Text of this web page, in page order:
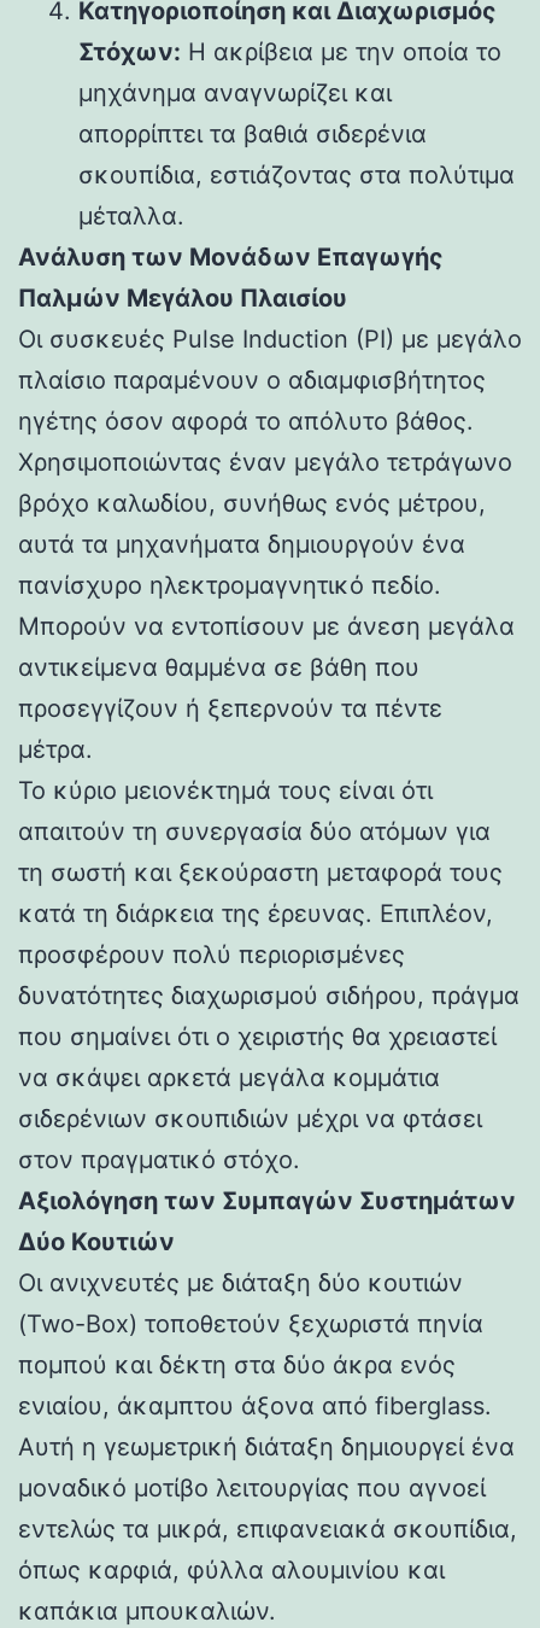
Κατηγοριοποίηση και Διαχωρισμός
Στόχων: Η ακρίβεια με την οποία το
μηχάνημα αναγνωρίζει και
απορρίπτει τα βαθιά σιδερένια
σκουπίδια, εστιάζοντας στα πολύτιμα
μέταλλα.
Ανάλυση των Μονάδων Επαγωγής
Παλμών Μεγάλου Πλαισίου
Οι συσκευές Pulse Induction (PI) με μεγάλο
πλαίσιο παραμένουν ο αδιαμφισβήτητος
ηγέτης όσον αφορά το απόλυτο βάθος.
Χρησιμοποιώντας έναν μεγάλο τετράγωνο
βρόχο καλωδίου, συνήθως ενός μέτρου,
αυτά τα μηχανήματα δημιουργούν ένα
πανίσχυρο ηλεκτρομαγνητικό πεδίο.
Μπορούν να εντοπίσουν με άνεση μεγάλα
αντικείμενα θαμμένα σε βάθη που
προσεγγίζουν ή ξεπερνούν τα πέντε
μέτρα.
Το κύριο μειονέκτημά τους είναι ότι
απαιτούν τη συνεργασία δύο ατόμων για
τη σωστή και ξεκούραστη μεταφορά τους
κατά τη διάρκεια της έρευνας. Επιπλέον,
προσφέρουν πολύ περιορισμένες
δυνατότητες διαχωρισμού σιδήρου, πράγμα
που σημαίνει ότι ο χειριστής θα χρειαστεί
να σκάψει αρκετά μεγάλα κομμάτια
σιδερένιων σκουπιδιών μέχρι να φτάσει
στον πραγματικό στόχο.
Αξιολόγηση των Συμπαγών Συστημάτων
Δύο Κουτιών
Οι ανιχνευτές με διάταξη δύο κουτιών
(Two-Box) τοποθετούν ξεχωριστά πηνία
πομπού και δέκτη στα δύο άκρα ενός
ενιαίου, άκαμπτου άξονα από fiberglass.
Αυτή η γεωμετρική διάταξη δημιουργεί ένα
μοναδικό μοτίβο λειτουργίας που αγνοεί
εντελώς τα μικρά, επιφανειακά σκουπίδια,
όπως καρφιά, φύλλα αλουμινίου και
καπάκια μπουκαλιών.